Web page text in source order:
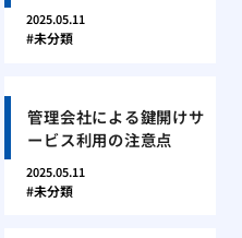
2025.05.11
未分類
管理会社による鍵開けサ
ービス利用の注意点
2025.05.11
未分類